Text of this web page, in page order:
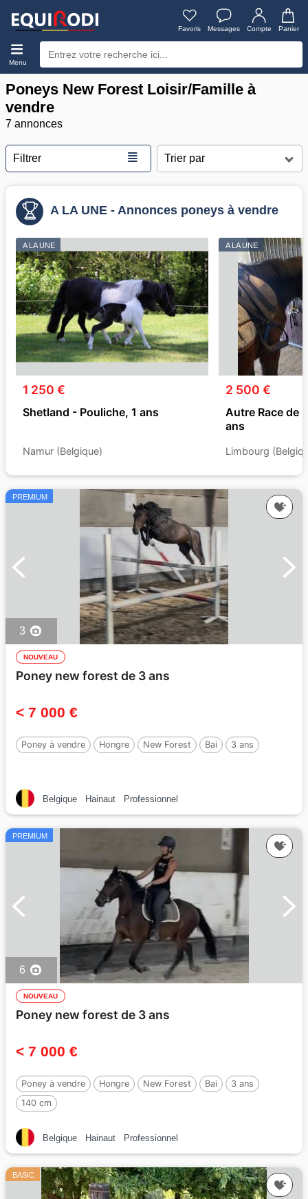
Favoris Messages Compte Panier
Menu
Poneys New Forest Loisir/Famille à
vendre
7 annonces
Filtrer ≣
A LA UNE - Annonces poneys à vendre
A LA UNE
1 250 €
Shetland - Pouliche, 1 ans
Namur (Belgique)
A LA UNE
2 500 €
Autre Race de
ans
Limbourg
PREMIUM
3
NOUVEAU
Poney new forest de 3 ans
< 7 000 €
Poney à vendre Hongre New Forest Bai 3 ans
Belgique Hainaut Professionnel
PREMIUM
6
NOUVEAU
Poney new forest de 3 ans
< 7 000 €
Poney à vendre Hongre New Forest Bai
3 ans
140 cm
Belgique Hainaut Professionnel
BASIC